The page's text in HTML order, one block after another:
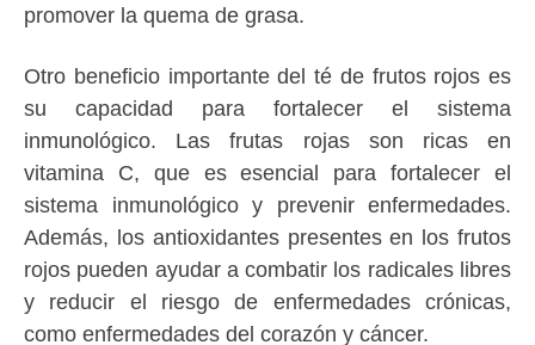
promover la quema de grasa.
Otro beneficio importante del té de frutos rojos es
su capacidad para fortalecer el sistema
inmunológico. Las frutas rojas son ricas en
vitamina C, que es esencial para fortalecer el
sistema inmunológico y prevenir enfermedades.
Además, los antioxidantes presentes en los frutos
rojos pueden ayudar a combatir los radicales libres
y reducir el riesgo de enfermedades crónicas,
como enfermedades del corazón y cáncer.